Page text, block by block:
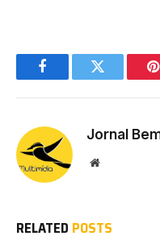
FacebookTwitter
Jornal
Website
RELATED POSTS